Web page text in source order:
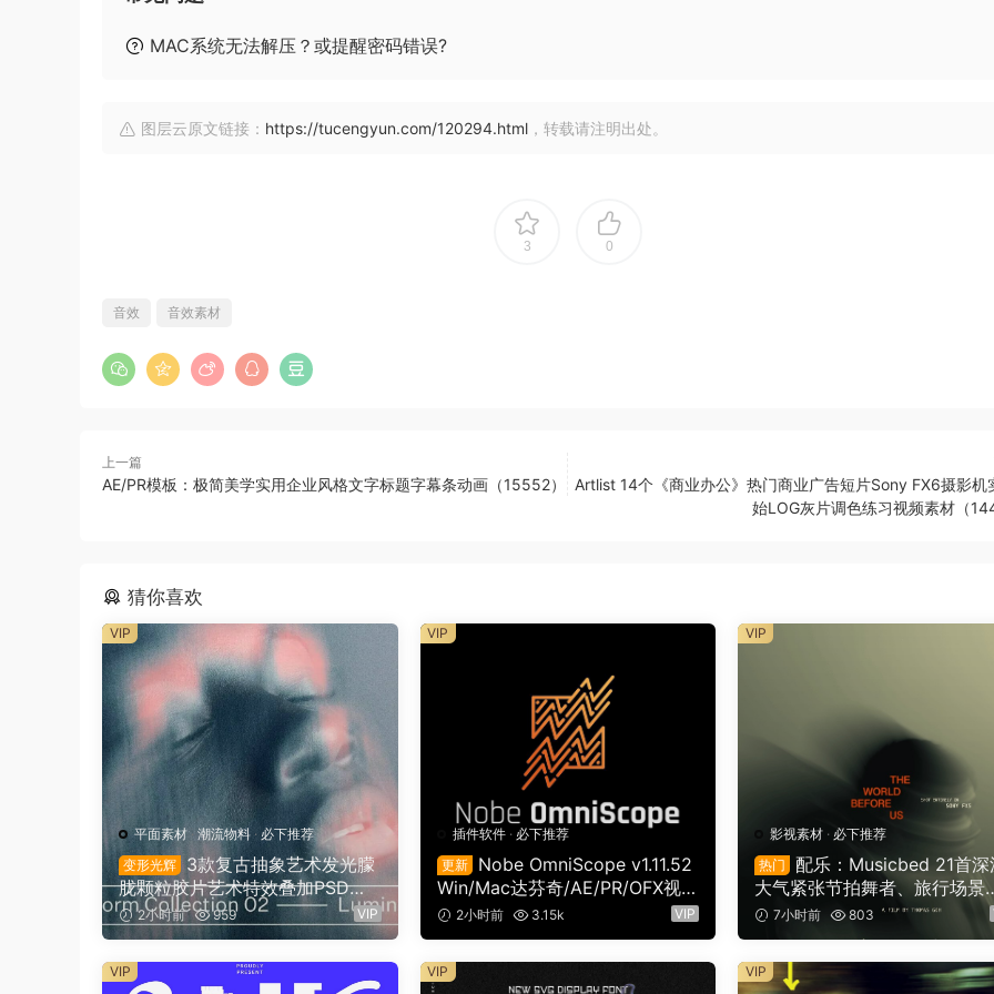
MAC系统无法解压？或提醒密码错误?
图层云原文链接： https://tucengyun.com/120294.html ，转载请注明出处。
3 0
音效 音效素材
上一篇
AE/PR模板：极简美学实用企业风格文字标题字幕条动画（15552）
Artlist 14个《商业办公》热门商业广告短片Sony FX6摄影机
始LOG灰片调色练习视频素材（
猜你喜欢
平面素材· 潮流物料 · 必下推荐
变形光辉
3款复古抽象艺术发光朦
胧颗粒胶片艺术特效叠加PSD特
效样机组合 Orbyt Studio – Tran
sform Collection 02 – Luminou
2小时前 959 VIP
VIP
插件软件· 必下推荐
更新
Nobe OmniScope v1.11.52
Win/Mac达芬奇/AE/PR/OFX视频
调色万能示波器插件（9753）
2小时前 3.15k VIP
VIP
影视素材 · 必下推荐
热门
配乐：Musicbed 21首深
大气紧张节拍舞者、旅行场景
业电影广告宣传配乐BGM视频
7小时前 803
VIP
VIP VIP VIP